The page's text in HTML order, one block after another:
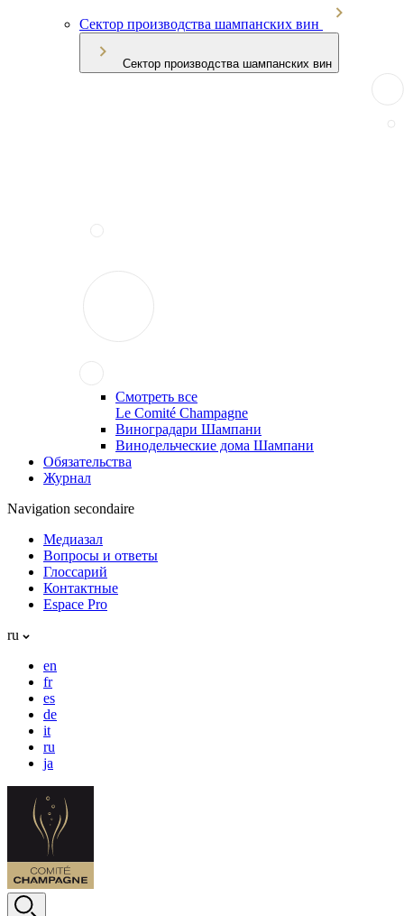
Сектор производства шампанских вин
Сектор производства шампанских вин
Смотреть все
Le Comité Champagne
Виноградари Шампани
Винодельческие дома Шампани
Обязательства
Журнал
Navigation secondaire
Медиазал
Вопросы и ответы
Глоссарий
Контактные
Espace Pro
ru
en
fr
es
de
it
ru
ja